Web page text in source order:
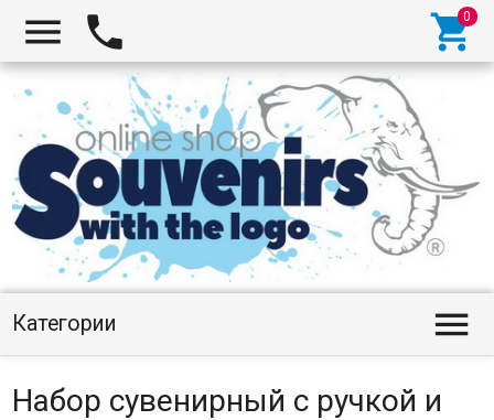
  
Категории 
Набор сувенирный с ручкой и